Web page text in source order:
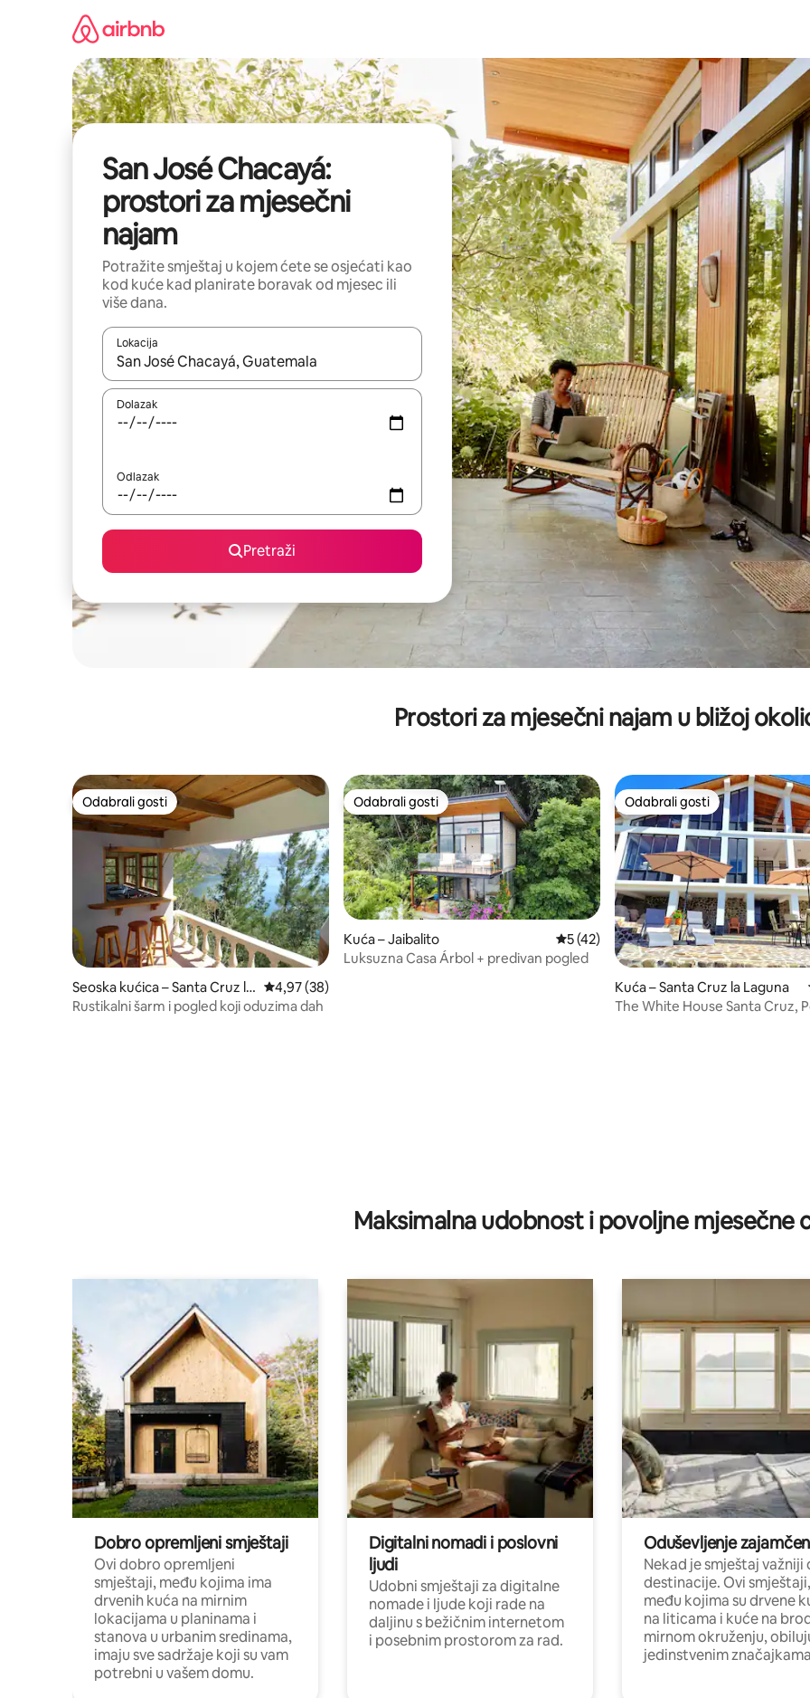
San José Chacayá:
prostori za mjesečni
najam
Potražite smještaj u kojem ćete se osjećati kao
kod kuće kad planirate boravak od mjesec ili
više dana.
Lokacija
Kada budu dostupni rezultati, moći ćete ih pregledati koristeći se strelicama prema gore i prema dolje, kao i dodirom ili
Dolazak
Odlazak
Pretraži
Prostori za mjesečni najam u bližoj
Odabrali gosti
Odabrali gosti
Seoska kućica – Santa Cruz la
Laguna
Prosječna ocjena: 4,97/5, recenzija: 38
4,97 (38)
Rustikalni šarm i pogled koji oduzima dah
Odabrali gosti
Odabrali gosti
Kuća – Jaibalito Prosječna ocjena: 5/5, recenzija: 42
5 (42)
Luksuzna Casa Árbol + predivan pogled
Odabrali gosti
Odabrali gosti
Kuća – Santa Cruz la Laguna
The White House Santa Cruz,
Maksimalna udobnost i povoljne mjesečne
Dobro opremljeni smještaji
Ovi dobro opremljeni
smještaji, među kojima ima
drvenih kuća na mirnim
lokacijama u planinama i
stanova u urbanim sredinama,
imaju sve sadržaje koji su vam
potrebni u vašem domu.
Digitalni nomadi i poslovni
ljudi
Udobni smještaji za digitalne
nomade i ljude koji rade na
daljinu s bežičnim internetom
i posebnim prostorom za rad.
Oduševljenje
Nekad je smještaj važniji
destinacije. Ovi smještaji,
među kojima su drvene
na liticama i kuće na
mirnom okruženju,
jedinstvenim